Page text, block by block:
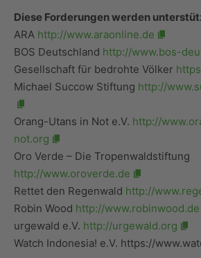
Diese Forderungen werden
ARA http://www.araonline.de
BOS Deutschland http://www.bos-
Gesellschaft für bedrohte Völker
Michael Succow Stiftung http://
Orang-Utans in Not e.V. http://
not.org
Oro Verde – Die Tropenwaldstiftung
http://www.oroverde.de
Rettet den Regenwald http://
Robin Wood http://www.robinwood.de
urgewald e.V. http://urgewald.org
Watch Indonesia! e.V. https://